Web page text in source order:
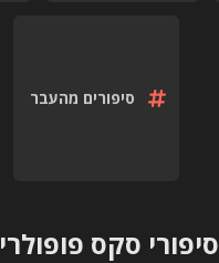
סיפורים מהעבר
סיפורי סקס